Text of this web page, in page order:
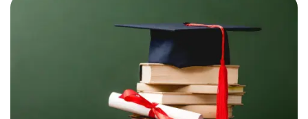
💻 В школах Казахстана изменили название и
содержание некоторых предметов
19